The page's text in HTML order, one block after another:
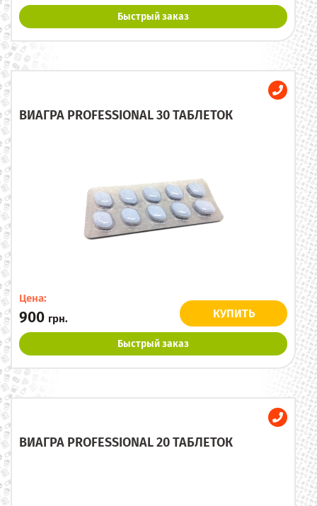
Быстрый заказ
ВИАГРА PROFESSIONAL 30 ТАБЛЕТОК
Цена:
900 грн. КУПИТЬ
Быстрый заказ
ВИАГРА PROFESSIONAL 20 ТАБЛЕТОК